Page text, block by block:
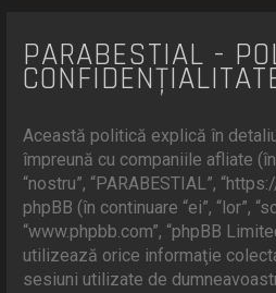
PARABESTIAL -
Această politică explică în detaliu
împreună cu companiile afliate (în
“nostru”, “PARABESTIAL”,
phpBB (în continuare “ei”, “lor”,
“www.phpbb.com”, “phpBB
utilizează orice informaţie
sesiuni utilizate de